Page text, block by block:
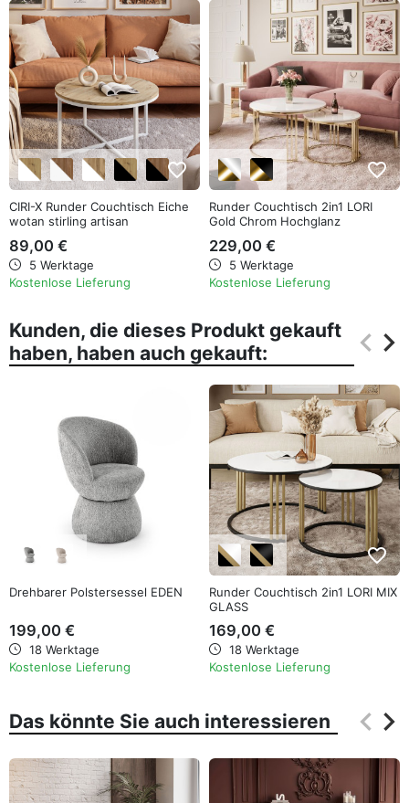
favorite_border
CIRI-X Runder Couchtisch Eiche
wotan stirling artisan
89,00 €
5 Werktage
Kostenlose Lieferung
favorite_border
Runder Couchtisch 2in1 LORI
Gold Chrom Hochglanz
229,00 €
5 Werktage
Kostenlose Lieferung
Kunden, die dieses Produkt gekauft
haben, haben auch gekauft:
keyboard_arrow_left
keyboard_arrow_right
Drehbarer Polstersessel EDEN
199,00 €
18 Werktage
Kostenlose Lieferung
favorite_border
Runder Couchtisch 2in1 LORI MIX
GLASS
169,00 €
18 Werktage
Kostenlose Lieferung
Das könnte Sie auch interessieren keyboard_arrow_left
keyboard_arrow_right